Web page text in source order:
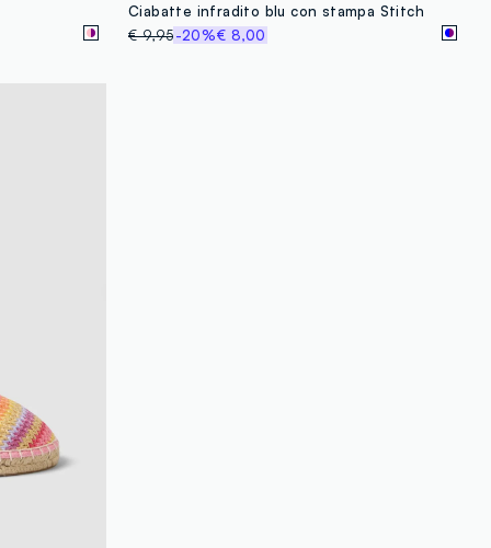
Ciabatte infradito blu con stampa Stitch
€ 9,95-20%€ 8,00